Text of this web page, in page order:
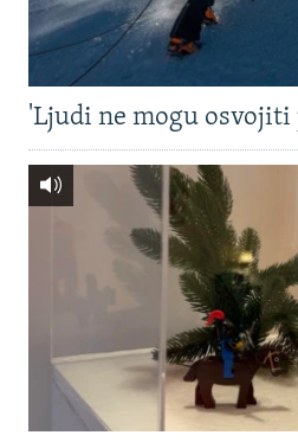
'Ljudi ne mogu